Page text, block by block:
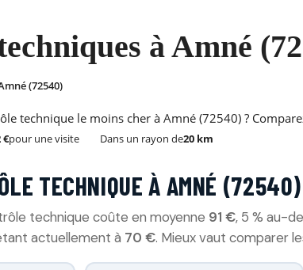
à Amné
(72540)
technique le moins cher à Amné (72540) ?
€pour une visite Dans un rayon de20 km
TECHNIQUE À AMNÉ (72540)
technique coûte en moyenne 91 €, 5 % au-
actuellement à 70 €. Mieux vaut comparer